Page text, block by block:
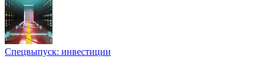
Спецвыпуск: инвестиции